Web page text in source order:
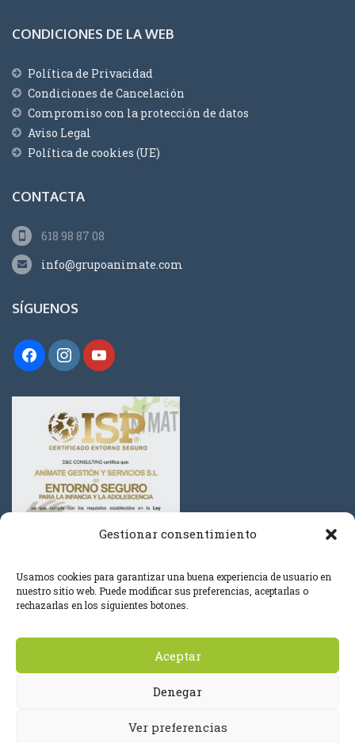
Gestionar consentimiento
Usamos cookies para garantizar una buena experiencia de usuario en
nuestro sitio web. Puede modificar sus preferencias, aceptarlas o
rechazarlas en los siguientes botones.
Aceptar
Denegar
Ver preferencias
CONDICIONES DE LA WEB
Política de Privacidad
Condiciones de Cancelación
Compromiso con la protección de datos
Aviso Legal
Política de cookies (UE)
CONTACTA
618 98 87 08
info@grupoanimate.com
SÍGUENOS
© Grupo Anímate 2019. Todos los derechos reservados.
Política de Privacidad
Condiciones de Cancelación